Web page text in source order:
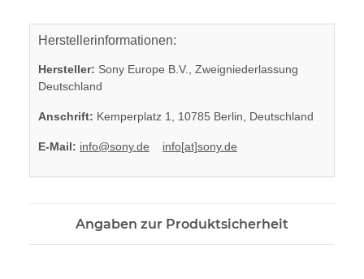
Herstellerinformationen:
Hersteller: Sony Europe B.V., Zweigniederlassung
Deutschland
Anschrift: Kemperplatz 1, 10785 Berlin, Deutschland
E-Mail: info@sony.de info[at]sony.de
Angaben zur Produktsicherheit